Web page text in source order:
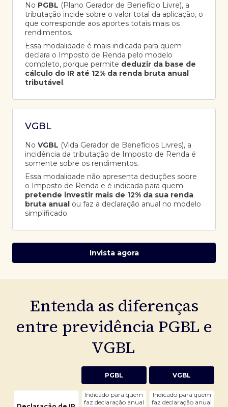
No PGBL (Plano Gerador de Benefício Livre), a
tributação incide sobre o valor total da aplicação, o
que corresponde aos aportes totais mais os
rendimentos.
Essa modalidade é mais indicada para quem
declara o Imposto de Renda pelo modelo
completo, porque permite deduzir da base de
cálculo do IR até 12% da renda bruta anual
tributável.
VGBL
No VGBL (Vida Gerador de Benefícios Livres), a
incidência da tributação de Imposto de Renda é
somente sobre os rendimentos.
Essa modalidade não apresenta deduções sobre
o Imposto de Renda e é indicada para quem
pretende investir mais de 12% da sua renda
bruta anual ou faz a declaração anual no modelo
simplificado.
Invista agora
Entenda as diferenças
entre previdência PGBL e
VGBL
PGBL VGBL
Indicado para quem
faz declaração anual
Indicado para quem
faz declaração anual